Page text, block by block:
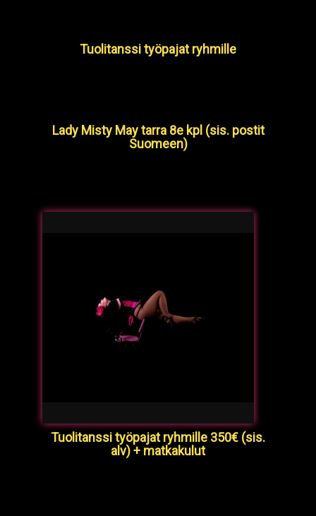
Tuolitanssi työpajat ryhmille
Lady Misty May tarra 8e kpl (sis. postit
Suomeen)
Tuolitanssi työpajat ryhmille 350€ (sis.
alv) + matkakulut